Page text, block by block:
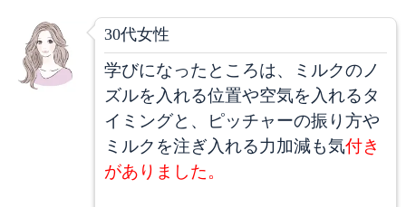
30代女性
学びになったところは、ミルクのノ
ズルを入れる位置や空気を入れるタ
イミングと、ピッチャーの振り方や
ミルクを注ぎ入れる力加減も気付き
がありました。